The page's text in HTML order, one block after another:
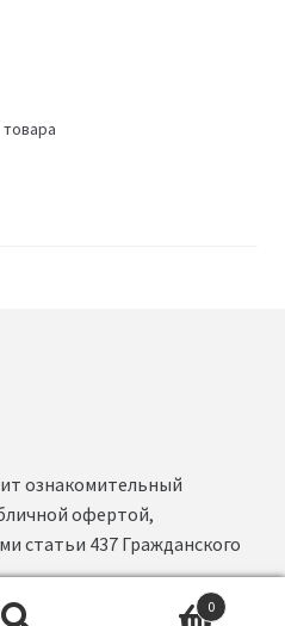
0
ознакомительный
офертой,
статьи 437 Гражданского